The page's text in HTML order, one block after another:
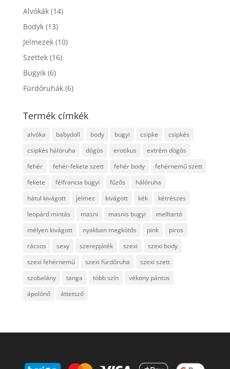
Alvókák (14)
Bodyk (13)
Jelmezek (10)
Szettek (16)
Bugyik (6)
Fürdőruhák (6)
Termék címkék
alvóka babydoll body bugyi csipke
csipkés
csipkés hálóruha
dögös erotikus
extrém dögös
fehér
fehér-fekete szett fehér body
fehérnemű szett
fekete
félfrancia bugyi fűzős
hálóruha
hátul kivágott
jelmez kivágott kék
kétrészes
leopárd mintás
masni masnis bugyi
melltartó
mélyen kivágott
nyakban megkötős pink
piros
rácsos
sexy szerepjáték szexi
szexi body
szexi fehérnemű
szexi fürdőruha
szexi szett
szobalány
tanga több szín
vékony pántos
ápolónő
áttetsző